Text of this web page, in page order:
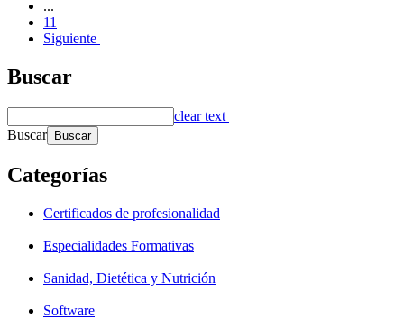
...
11
Siguiente
Buscar
clear text
Buscar
Categorías
Certificados de profesionalidad
Especialidades Formativas
Sanidad, Dietética y Nutrición
Software